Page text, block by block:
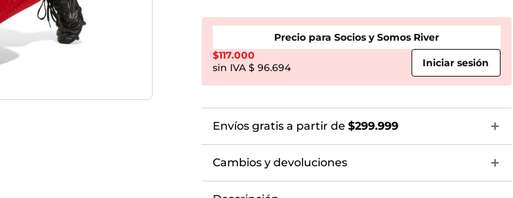
Precio para Socios y Somos River
$117.000
$ 96.694
Envíos gratis a partir de $299.999
Cambios y devoluciones